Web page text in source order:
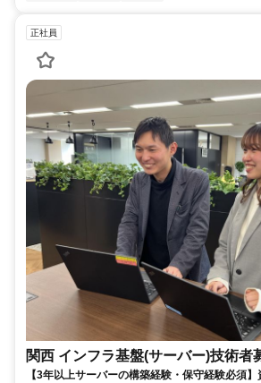
正社員
関西 インフラ基盤(サーバー)技術者
【3年以上サーバーの構築経験・保守経験必須